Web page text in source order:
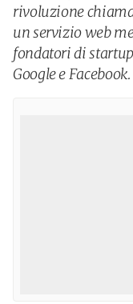
rivoluzione
un servizio web
fondatori di
Google e Facebook.